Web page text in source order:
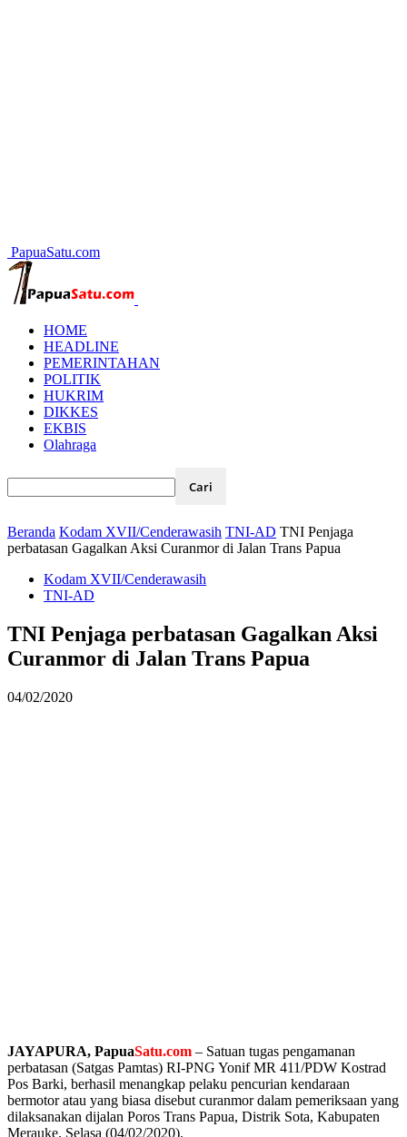
PapuaSatu.com
HOME
HEADLINE
PEMERINTAHAN
POLITIK
HUKRIM
DIKKES
EKBIS
Olahraga
Beranda Kodam XVII/Cenderawasih TNI-AD TNI Penjaga
perbatasan Gagalkan Aksi Curanmor di Jalan Trans Papua
Kodam XVII/Cenderawasih
TNI-AD
TNI Penjaga perbatasan Gagalkan Aksi
Curanmor di Jalan Trans Papua
04/02/2020
JAYAPURA, PapuaSatu.com – Satuan tugas pengamanan
perbatasan (Satgas Pamtas) RI-PNG Yonif MR 411/PDW Kostrad
Pos Barki, berhasil menangkap pelaku pencurian kendaraan
bermotor atau yang biasa disebut curanmor dalam pemeriksaan yang
dilaksanakan dijalan Poros Trans Papua, Distrik Sota, Kabupaten
Merauke, Selasa (04/02/2020).